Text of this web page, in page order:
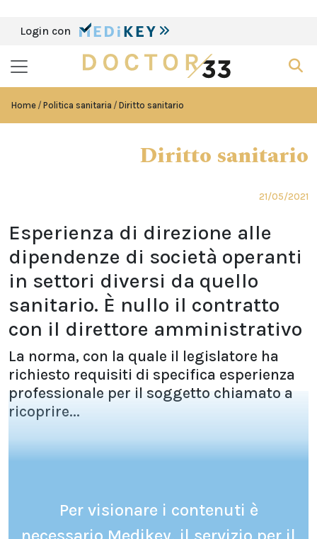
Login con
Home Politica sanitaria Diritto sanitario
Diritto sanitario
21/05/2021
Esperienza di direzione alle
dipendenze di società operanti
in settori diversi da quello
sanitario. È nullo il contratto
con il direttore amministrativo
La norma, con la quale il legislatore ha
richiesto requisiti di specifica esperienza
professionale per il soggetto chiamato a
ricoprire...
Per visionare i contenuti è